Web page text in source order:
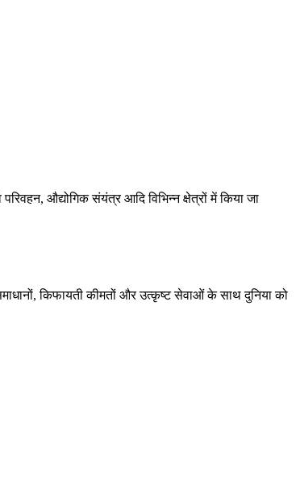
औद्योगिक संयंत्र आदि विभिन्न क्षेत्रों में किया जा
किफायती कीमतों और उत्कृष्ट सेवाओं के साथ दुनिया को